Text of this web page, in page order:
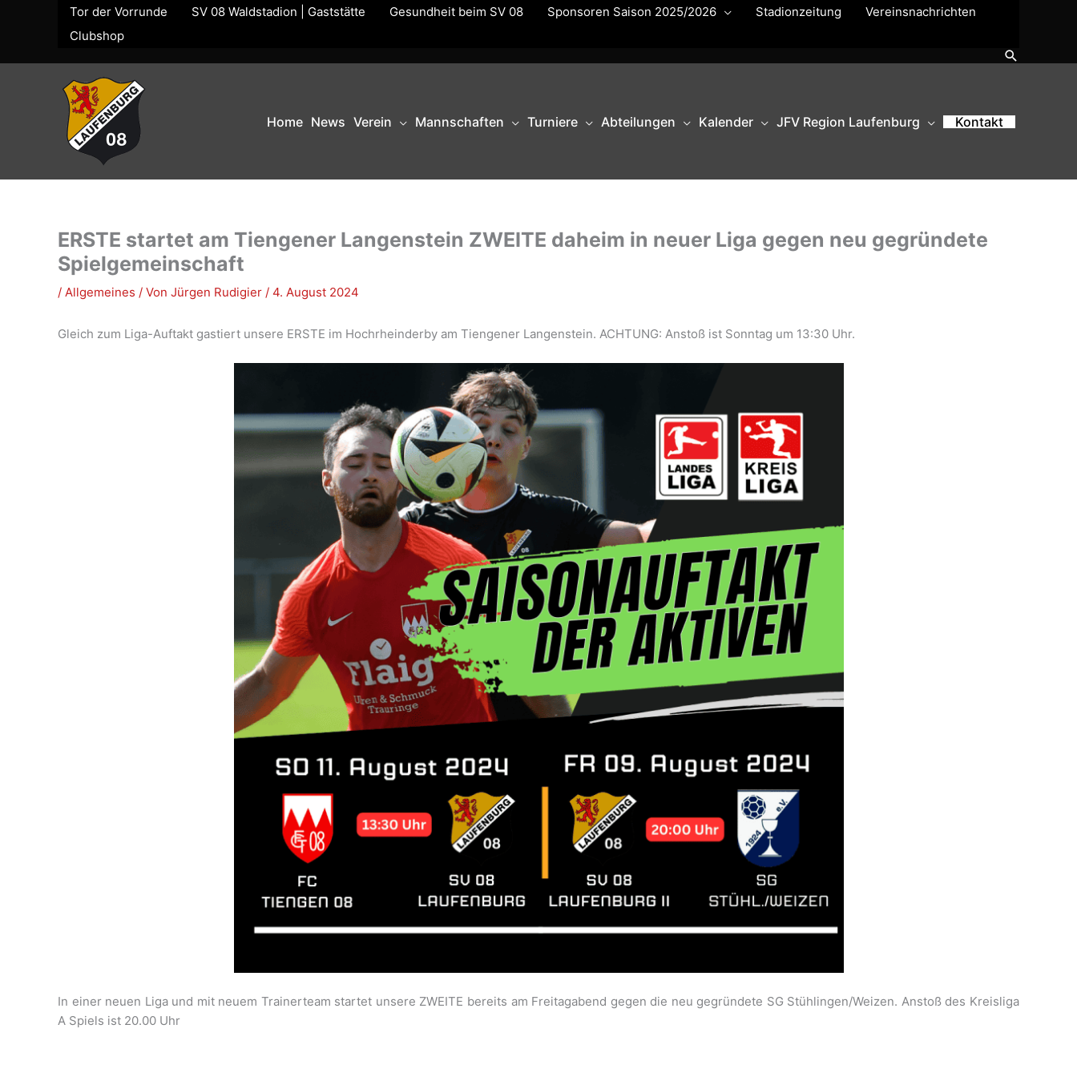
Tor der Vorrunde SV 08 Waldstadion | Gaststätte Gesundheit beim SV 08 Sponsoren Saison 2025/2026 Stadionzeitung
Vereinsnachrichten
Clubshop
Suchen
Home News Verein Mannschaften Turniere Abteilungen Kalender JFV Region Laufenburg Kontakt
ERSTE startet am Tiengener Langenstein ZWEITE daheim in neuer Liga gegen neu gegründete
Spielgemeinschaft
/ Allgemeines / Von Jürgen Rudigier / 4. August 2024
Gleich zum Liga-Auftakt gastiert unsere ERSTE im Hochrheinderby am Tiengener Langenstein. ACHTUNG: Anstoß ist Sonntag um 13:30 Uhr.
In einer neuen Liga und mit neuem Trainerteam startet unsere ZWEITE bereits am Freitagabend gegen die neu gegründete SG Stühlingen/Weizen. Anstoß des Kreisliga
A Spiels ist 20.00 Uhr